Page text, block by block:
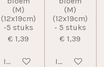
(M)
(12x19cm)
-5 stuks
€ 1,39
In winkelwagen
(M)
(12x19cm)
- 5 stuks
€ 1,39
In